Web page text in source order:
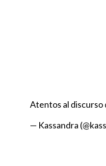
Atentos al discurso
— Kassandra